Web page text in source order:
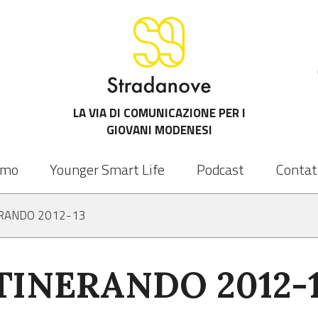
LA VIA DI COMUNICAZIONE PER I
GIOVANI MODENESI
Younger Smart Life Podcast
2012-13
2012-